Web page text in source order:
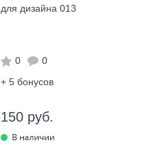
для дизайна 013
0
0
+ 5 бонусов
150 руб.